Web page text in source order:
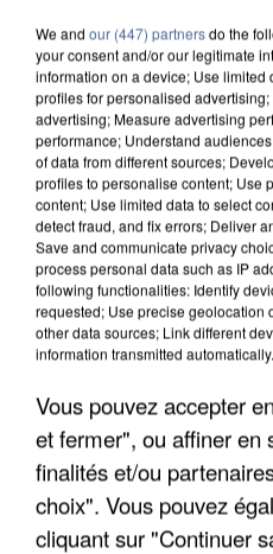
UNE TOURISTE DE
COULÉE DE BOUE EN
We and our (447) partnersdo the
your consent and/or our legitimate
information on a device; Use limited
profiles for personalised
advertising; Measure advertising
performance; Understand
of data from different sources;
profiles to personalise content; Use
content; Use limited data to select
detect fraud, and fix errors; Deliver
Save and communicate privacy
process personal data such as IP
following functionalities: Identify
requested; Use precise geolocation
other data sources; Link different
information transmitted automatically.
Vous pouvez accepter
et fermer", ou affiner en
finalités et/ou
choix". Vous pouvez
cliquant sur "Continuer